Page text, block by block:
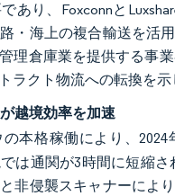
あり、Foxconnと
・海上の複合輸送を活
理倉庫業を提供する事
ラクト物流への転換を示
越境効率を加速
本格稼働により、
は通関が3時間に短縮
非侵襲スキャナーによ